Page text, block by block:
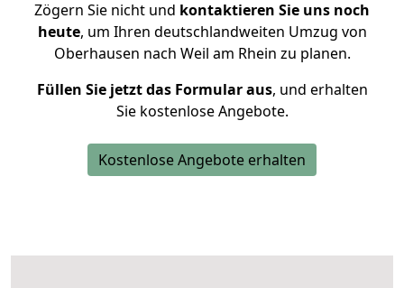
Zögern Sie nicht und kontaktieren Sie uns noch
heute, um Ihren deutschlandweiten Umzug von
Oberhausen nach Weil am Rhein zu planen.
Füllen Sie jetzt das Formular aus, und erhalten
Sie kostenlose Angebote.
Kostenlose Angebote erhalten